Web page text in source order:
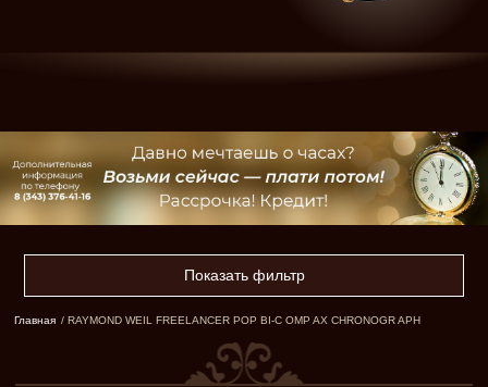
Показать фильтр
Главная / RAYMOND WEIL FREELANCER POP BI-C OMP AX CHRONOGR APH